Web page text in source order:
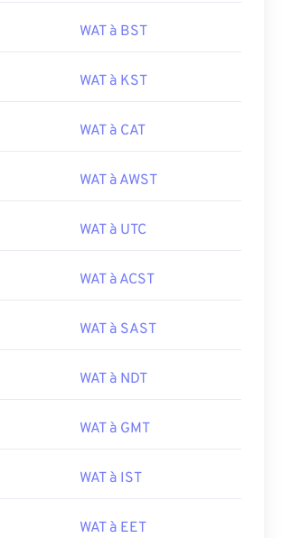
WAT à BST
WAT à KST
WAT à CAT
WAT à AWST
WAT à UTC
WAT à ACST
WAT à SAST
WAT à NDT
WAT à GMT
WAT à IST
WAT à EET